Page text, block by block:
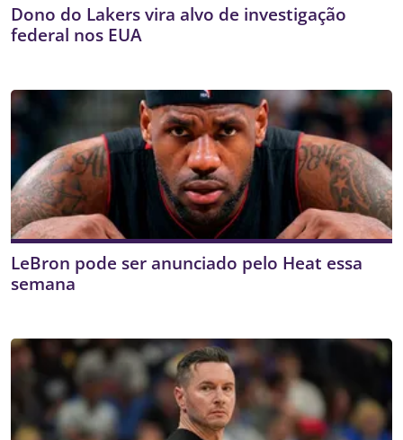
Dono do Lakers vira alvo de investigação
federal nos EUA
LeBron pode ser anunciado pelo Heat essa
semana